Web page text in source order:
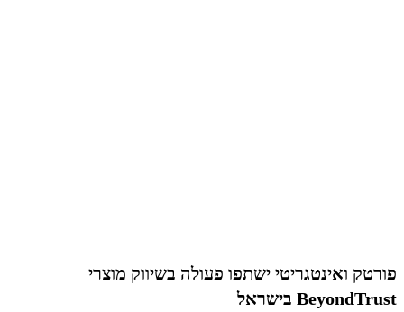
פורטק ואינטגריטי ישתפו פעולה בשיווק מוצרי
BeyondTrust בישראל